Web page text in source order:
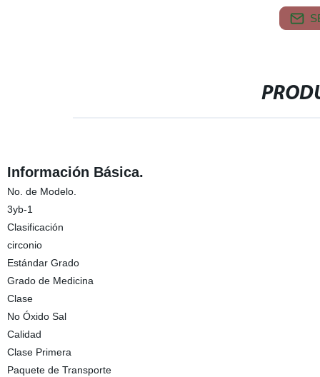
Información Básica.
No. de Modelo.
3yb-1
Clasificación
circonio
Estándar Grado
Grado de Medicina
Clase
No Óxido Sal
Calidad
Clase Primera
Paquete de Transporte